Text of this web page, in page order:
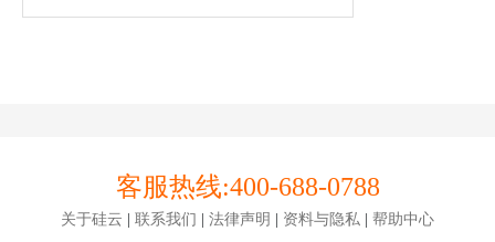
客服热线:400-688-0788
关于硅云 | 联系我们 | 法律声明 | 资料与隐私 | 帮助中心